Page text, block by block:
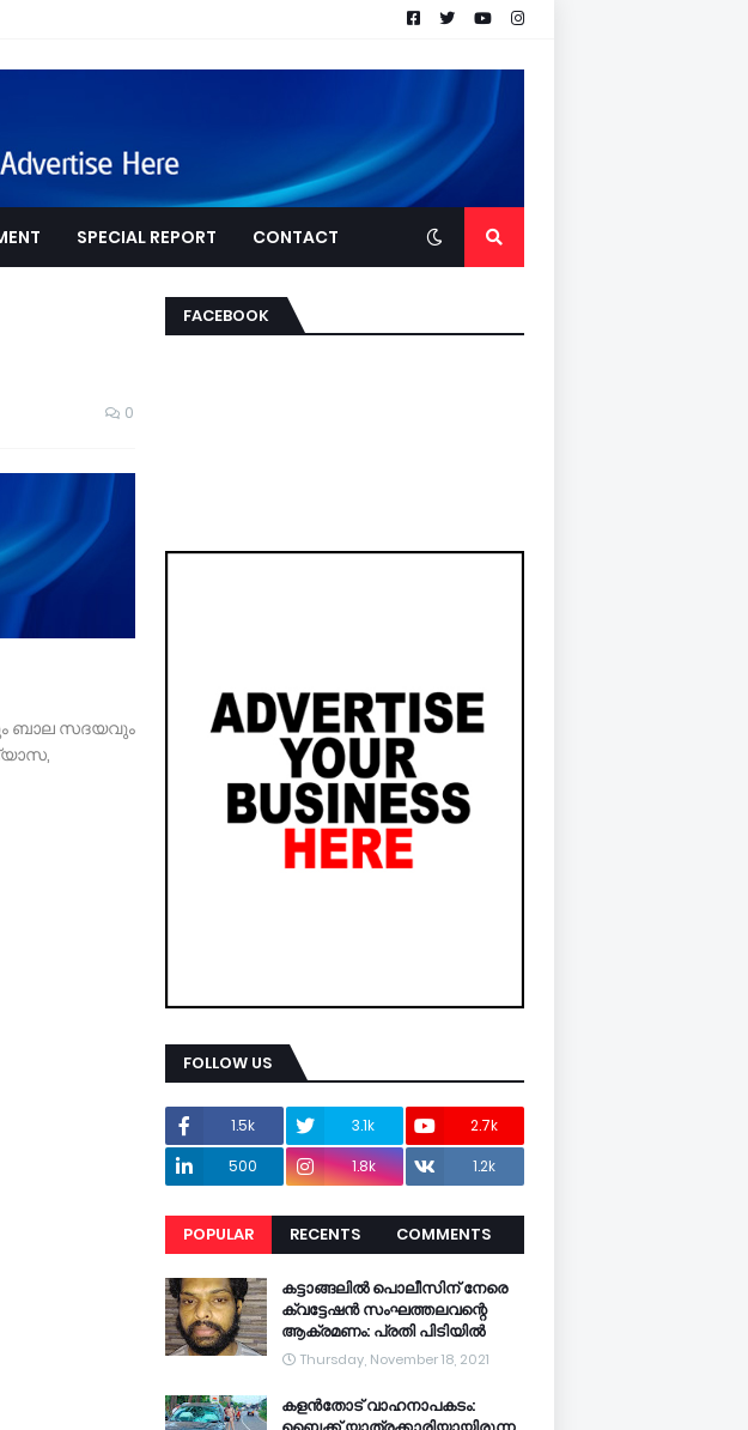
SPECIAL REPORT CONTACT
0
ബാല സദയവും
FACEBOOK
FOLLOW US
1.5k 3.1k
2.7k
500
1.8k 1.2k
POPULAR RECENTS
COMMENTS
RECENTS
കട്ടാങ്ങലിൽ പൊലീസിന് നേരെ
ക്വട്ടേഷൻ സംഘത്തലവന്റെ
ആക്രമണം: പ്രതി പിടിയിൽ
Thursday, November 18, 2021
കളൻതോട് വാഹനാപകടം: